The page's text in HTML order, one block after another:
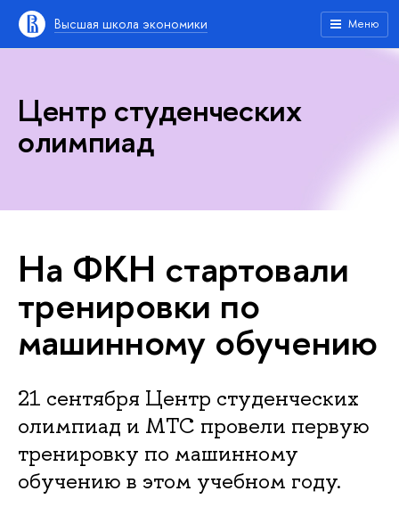
Высшая школа экономики Меню
Центр студенческих
олимпиад
На ФКН стартовали
тренировки по
машинному обучению
21 сентября Центр студенческих
олимпиад и МТС провели первую
тренировку по машинному
обучению в этом учебном году.